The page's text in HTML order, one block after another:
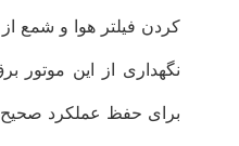
کردن فیلتر هوا و شمع
نگهداری از این موتور
برای حفظ عملکرد